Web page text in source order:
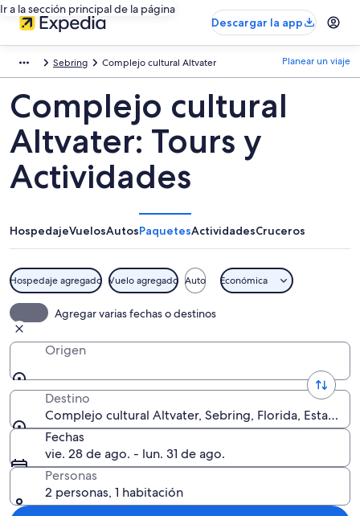
Ir a la sección principal de la página
Descargar la app
Sebring Complejo cultural Altvater Planear un viaje
Complejo cultural
Altvater: Tours y
Actividades
HospedajeVuelosAutosPaquetesActividadesCruceros
Hospedaje agregado Vuelo agregado Auto Económica
Agregar varias fechas o destinos
Origen
Destino
Complejo cultural Altvater, Sebring, Florida, Estados
Fechas
vie. 28 de ago. - lun. 31 de ago.
Personas
2 personas, 1 habitación